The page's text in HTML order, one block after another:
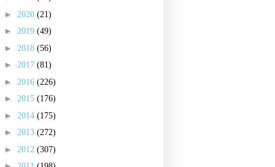
► 2020 (21)
► 2019 (49)
► 2018 (56)
► 2017 (81)
► 2016 (226)
► 2015 (176)
► 2014 (175)
► 2013 (272)
► 2012 (307)